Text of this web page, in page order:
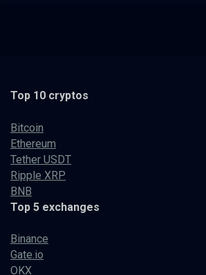
Top 10 cryptos
Bitcoin
Ethereum
Tether USDT
Ripple XRP
BNB
Top 5 exchanges
Binance
Gate.io
OKX